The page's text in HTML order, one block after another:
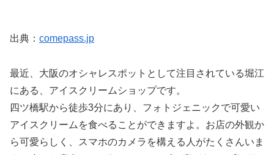
出典： comepass.jp
最近、大阪のオシャレスポットとして注目されている堀江
にある、アイスクリームショップです。
四ツ橋駅から徒歩3分にあり、フォトジェニックで可愛い
アイスクリームを食べることができますよ。お店の外観か
ら可愛らしく、スマホのカメラを構える人がたくさんいま